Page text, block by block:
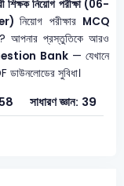
শিক্ষক নিয়োগ পরীক্ষা (06-
নিয়োগ পরীক্ষার MCQ
আপনার প্রস্তুতিকে আরও
Bank— যেখানে
ডাউনলোডের সুবিধা।
সাধারণ জ্ঞান: 39